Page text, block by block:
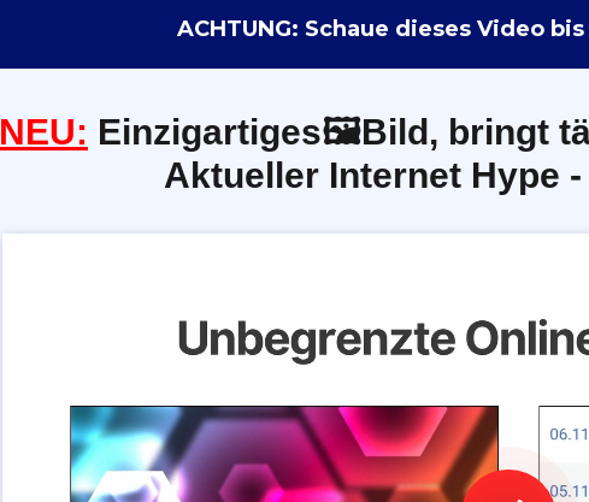
ACHTUNG: Schaue dieses Video
NEU: Einzigartiges🖼️Bild, bringt
Aktueller Internet Hype -